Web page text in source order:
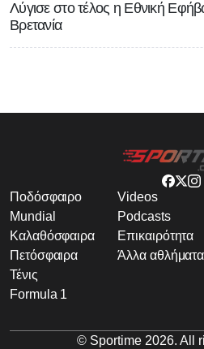
Λύγισε στο τέλος η Εθνική
Βρετανία
Ποδόσφαιρο
Mundial
Καλαθόσφαιρα
Πετόσφαιρα
Τένις
Formula 1
Videos
Podcasts
Επικαιρότητα
Άλλα αθλήματα
© Sportime 2026. All